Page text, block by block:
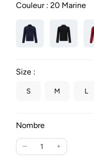
Couleur : 20 Marine
Size :
S M L
Nombre
Réduire
Augmente